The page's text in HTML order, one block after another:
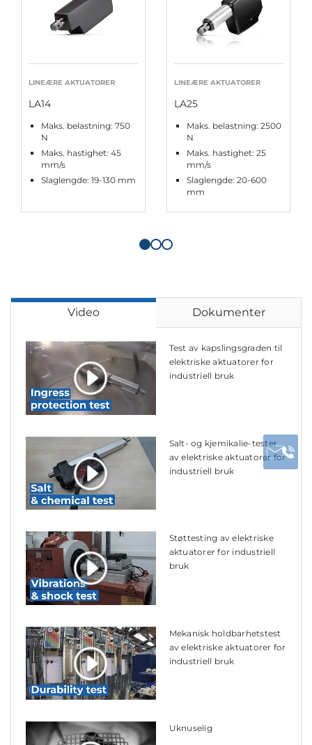
LINEÆRE AKTUATORER
LA14
Maks. belastning: 750
N
Maks. hastighet: 45
mm/s
Slaglengde: 19-130 mm
LINEÆRE AKTUATORER
LA25
Maks. belastning: 2500
N
Maks. hastighet: 25
mm/s
Slaglengde: 20-600
mm
Video Dokumenter
Test av kapslingsgraden til
elektriske aktuatorer for
industriell bruk
Salt- og kjemikalie-tester
av elektriske aktuatorer for
industriell bruk
Støttesting av elektriske
aktuatorer for industriell
bruk
Mekanisk holdbarhetstest
av elektriske aktuatorer for
industriell bruk
Uknuselig